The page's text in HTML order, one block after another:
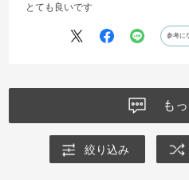
とても良いです
参考に
も
絞り込み